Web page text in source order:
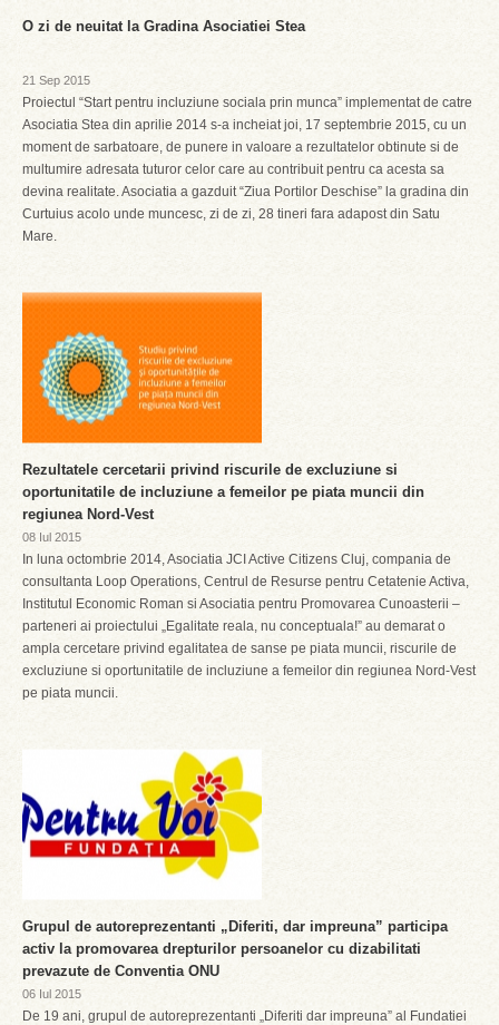
O zi de neuitat la Gradina Asociatiei Stea
21 Sep 2015
Proiectul “Start pentru incluziune sociala prin munca” implementat de catre
Asociatia Stea din aprilie 2014 s-a incheiat joi, 17 septembrie 2015, cu un
moment de sarbatoare, de punere in valoare a rezultatelor obtinute si de
multumire adresata tuturor celor care au contribuit pentru ca acesta sa
devina realitate. Asociatia a gazduit “Ziua Portilor Deschise” la gradina din
Curtuius acolo unde muncesc, zi de zi, 28 tineri fara adapost din Satu
Mare.
Rezultatele cercetarii privind riscurile de excluziune si
oportunitatile de incluziune a femeilor pe piata muncii din
regiunea Nord-Vest
08 Iul 2015
In luna octombrie 2014, Asociatia JCI Active Citizens Cluj, compania de
consultanta Loop Operations, Centrul de Resurse pentru Cetatenie Activa,
Institutul Economic Roman si Asociatia pentru Promovarea Cunoasterii –
parteneri ai proiectului „Egalitate reala, nu conceptuala!” au demarat o
ampla cercetare privind egalitatea de sanse pe piata muncii, riscurile de
excluziune si oportunitatile de incluziune a femeilor din regiunea Nord-Vest
pe piata muncii.
Grupul de autoreprezentanti „Diferiti, dar impreuna” participa
activ la promovarea drepturilor persoanelor cu dizabilitati
prevazute de Conventia ONU
06 Iul 2015
De 19 ani, grupul de autoreprezentanti „Diferiti dar impreuna” al Fundatiei